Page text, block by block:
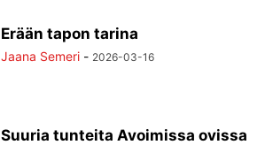
Erään tapon tarina
Jaana Semeri - 2026-03-16
Suuria tunteita Avoimissa ovissa